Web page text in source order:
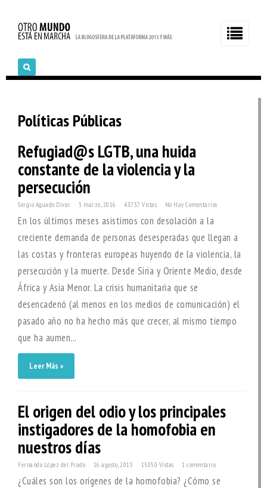
Políticas Públicas
Refugiad@s LGTB, una huida
constante de la violencia y la
persecución
Sergio Aguado Dívar 3 marzo, 2016 43737 Vistas No Hay Comentarios
En los últimos meses asistimos con desolación a la
creciente demanda de personas desesperadas que llegan a
las costas y fronteras europeas huyendo de la violencia, la
persecución y la muerte. Desde Siria y Oriente Medio, desde
África y Asia Menor. La crisis humanitaria que se
desencadenó (al menos en los medios de comunicación) el
pasado año no ha hecho más que crecer, al mismo tiempo
que ha aumen...
Leer Más »
El origen del odio y los principales
instigadores de la homofobia en
nuestros días
Fernando López del Prado 16 agosto, 2015 15050 Vistas 1 comentario
¿Cuáles son los orígenes de la homofobia? ¿Cómo se